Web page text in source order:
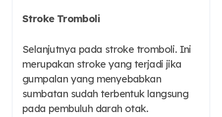
Stroke Tromboli
Selanjutnya pada stroke tromboli. Ini
merupakan stroke yang terjadi jika
gumpalan yang menyebabkan
sumbatan sudah terbentuk langsung
pada pembuluh darah otak.